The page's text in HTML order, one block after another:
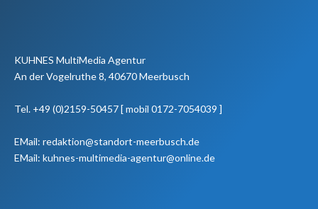
KUHNES MultiMedia Agentur
An der Vogelruthe 8, 40670 Meerbusch
Tel. +49 (0)2159-50457 [ mobil 0172-7054039 ]
EMail: redaktion@standort-meerbusch.de
EMail: kuhnes-multimedia-agentur@online.de